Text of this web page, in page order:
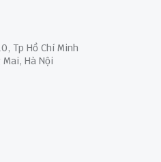
Tp Hồ Chí Minh
Hà Nội